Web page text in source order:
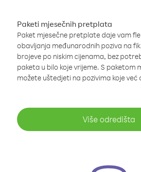
Paketi mjesečnih pretplata
Paket mjesečne pretplate daje vam
obavljanja međunarodnih poziva na
brojeve po niskim cijenama, bez
paketa u bilo koje vrijeme. S paketom
možete uštedjeti na pozivima koje
Više odredišta